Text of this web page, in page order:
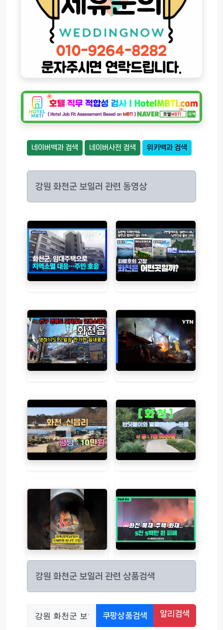
네이버백과 검색 네이버사전 검색 위키백과 검색
강원 화천군 보일러 관련 동영상
강원 화천군 보일러 관련 상품검색
쿠팡상품검색 알리검색